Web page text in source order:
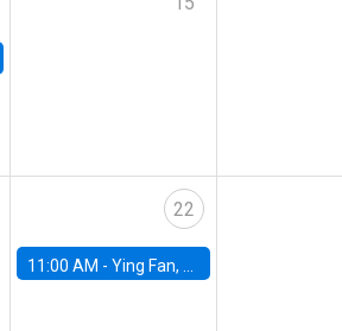
22
11:00 AM -Ying Fan, University of Michigan